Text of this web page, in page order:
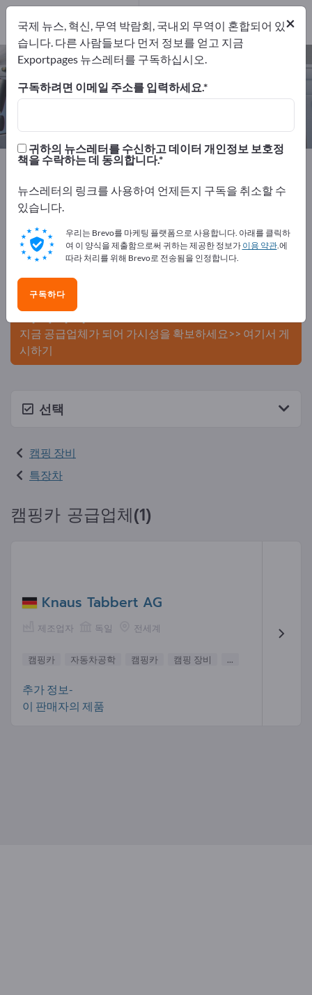
캠핑카 – 제조업체 및 공급업체 찾기
개의 수출 업체1
제조업체1
Exportpages 스포츠 & 레저
Exportpages에서 무료로 광고하세
요!
수요 – 공급 – 중고품 – 비즈니스 연락처 >> 여기서 시작
하세요
Exportpages에 귀사의 회사와 제품을
게시하세요.
지금 공급업체가 되어 가시성을 확보하세요>> 여기서 게
시하기
선택
캠핑 장비
특장차
캠핑카 공급업체(1)
Knaus Tabbert AG
제조업자 독일 전세계
캠핑카 자동차공학 캠핑카 캠핑 장비 ...
추가 정보-
이 판매자의 제품
×
국제 뉴스, 혁신, 무역 박람회, 국내외 무역이 혼합되어 있
습니다. 다른 사람들보다 먼저 정보를 얻고 지금
Exportpages 뉴스레터를 구독하십시오.
구독하려면 이메일 주소를 입력하세요.
귀하의 뉴스레터를 수신하고 데이터 개인정보 보호정
책을 수락하는 데 동의합니다.
뉴스레터의 링크를 사용하여 언제든지 구독을 취소할 수
있습니다.
우리는 Brevo를 마케팅 플랫폼으로 사용합니다. 아래를 클릭하
여 이 양식을 제출함으로써 귀하는 제공한 정보가 이용 약관.에
따라 처리를 위해 Brevo로 전송됨을 인정합니다.
구독하다